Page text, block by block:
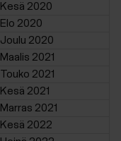
Kesä 2020
Elo 2020
Joulu 2020
Maalis 2021
Touko 2021
Kesä 2021
Marras 2021
Kesä 2022